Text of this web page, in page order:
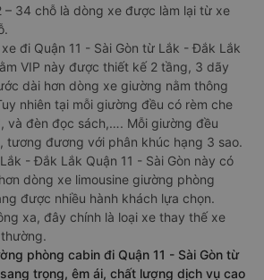
– 34 chỗ là dòng xe được làm lại từ xe
đi Quận 11 - Sài Gòn từ Lắk - Đắk Lắk
VIP này được thiết kế 2 tầng, 3 dãy
dài hơn dòng xe giường nằm thông
nhiên tại mỗi giường đều có rèm che
và đèn đọc sách,…. Mỗi giường đều
tương đương với phân khúc hạng 3 sao.
- Đắk Lắk Quận 11 - Sài Gòn này có
dòng xe limousine giường phòng
được nhiều hành khách lựa chọn.
xa, đây chính là loại xe thay thế xe
phòng cabin đi Quận 11 - Sài Gòn từ
trọng, êm ái, chất lượng dịch vụ cao